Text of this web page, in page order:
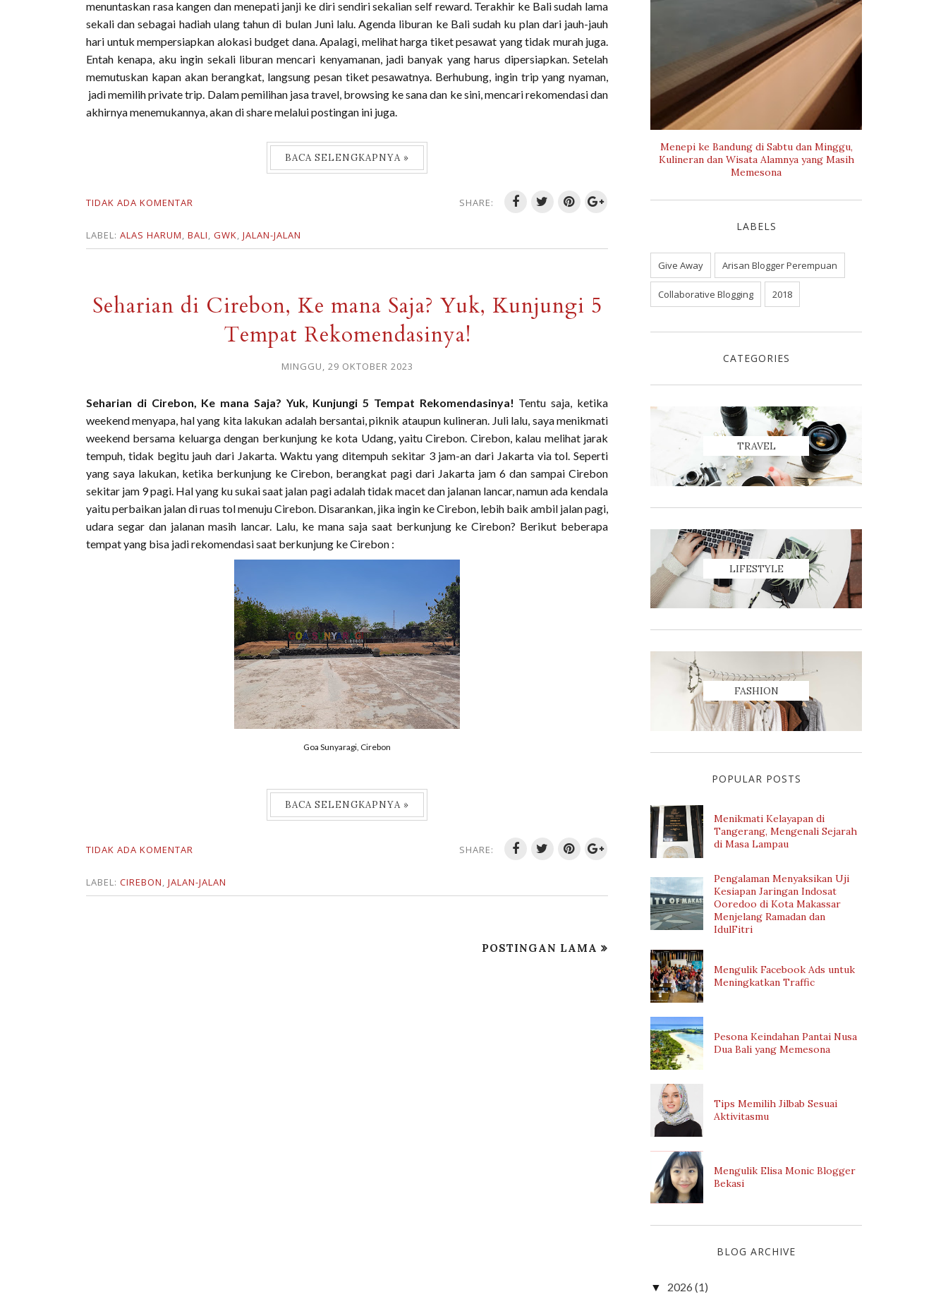
menuntaskan rasa kangen dan menepati janji ke diri sendiri sekalian self reward. Terakhir ke Bali sudah lama
sekali dan sebagai hadiah ulang tahun di bulan Juni lalu. Agenda liburan ke Bali sudah ku plan dari jauh-jauh
hari untuk mempersiapkan alokasi budget dana. Apalagi, melihat harga tiket pesawat yang tidak murah juga.
Entah kenapa, aku ingin sekali liburan mencari kenyamanan, jadi banyak yang harus dipersiapkan. Setelah
memutuskan kapan akan berangkat, langsung pesan tiket pesawatnya. Berhubung, ingin trip yang nyaman,
jadi memilih private trip. Dalam pemilihan jasa travel, browsing ke sana dan ke sini, mencari rekomendasi dan
akhirnya menemukannya, akan di share melalui postingan ini juga.
BACA SELENGKAPNYA »
TIDAK ADA KOMENTAR SHARE:
LABEL: ALAS HARUM, BALI, GWK, JALAN-JALAN
Seharian di Cirebon, Ke mana Saja? Yuk, Kunjungi 5
Tempat Rekomendasinya!
MINGGU, 29 OKTOBER 2023
Seharian di Cirebon, Ke mana Saja? Yuk, Kunjungi 5 Tempat Rekomendasinya! Tentu saja, ketika
weekend menyapa, hal yang kita lakukan adalah bersantai, piknik ataupun kulineran. Juli lalu, saya menikmati
weekend bersama keluarga dengan berkunjung ke kota Udang, yaitu Cirebon. Cirebon, kalau melihat jarak
tempuh, tidak begitu jauh dari Jakarta. Waktu yang ditempuh sekitar 3 jam-an dari Jakarta via tol. Seperti
yang saya lakukan, ketika berkunjung ke Cirebon, berangkat pagi dari Jakarta jam 6 dan sampai Cirebon
sekitar jam 9 pagi. Hal yang ku sukai saat jalan pagi adalah tidak macet dan jalanan lancar, namun ada kendala
yaitu perbaikan jalan di ruas tol menuju Cirebon. Disarankan, jika ingin ke Cirebon, lebih baik ambil jalan pagi,
udara segar dan jalanan masih lancar. Lalu, ke mana saja saat berkunjung ke Cirebon? Berikut beberapa
tempat yang bisa jadi rekomendasi saat berkunjung ke Cirebon :
Goa Sunyaragi, Cirebon
BACA SELENGKAPNYA »
TIDAK ADA KOMENTAR SHARE:
LABEL: CIREBON, JALAN-JALAN
POSTINGAN LAMA
Menepi ke Bandung di Sabtu dan Minggu,
Kulineran dan Wisata Alamnya yang Masih
Memesona
LABELS
Give Away Arisan Blogger Perempuan
Collaborative Blogging 2018
CATEGORIES
TRAVEL
LIFESTYLE
FASHION
POPULAR POSTS
Menikmati Kelayapan di
Tangerang, Mengenali Sejarah
di Masa Lampau
Pengalaman Menyaksikan Uji
Kesiapan Jaringan Indosat
Ooredoo di Kota Makassar
Menjelang Ramadan dan
IdulFitri
Mengulik Facebook Ads untuk
Meningkatkan Traffic
Pesona Keindahan Pantai Nusa
Dua Bali yang Memesona
Tips Memilih Jilbab Sesuai
Aktivitasmu
Mengulik Elisa Monic Blogger
Bekasi
BLOG ARCHIVE
▼ 2026 (1)